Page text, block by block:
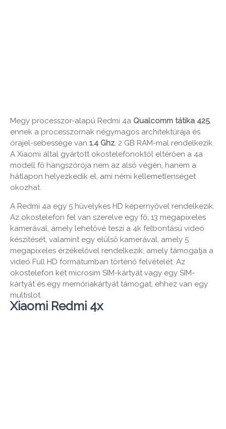
Megy processzor-alapú Redmi 4a Qualcomm tátika 425,
ennek a processzornak négymagos architektúrája és
órajel-sebessége van 1.4 Ghz , 2 GB RAM-mal rendelkezik.
A Xiaomi által gyártott okostelefonoktól eltérően a 4a
modell fő hangszórója nem az alsó végén, hanem a
hátlapon helyezkedik el, ami némi kellemetlenséget
okozhat.
A Redmi 4a egy 5 hüvelykes HD képernyővel rendelkezik.
Az okostelefon fel van szerelve egy fő, 13 megapixeles
kamerával, amely lehetővé teszi a 4k felbontású videó
készítését, valamint egy elülső kamerával, amely 5
megapixeles érzékelővel rendelkezik, amely támogatja a
videó Full HD formátumban történő felvételét. Az
okostelefon két microsim SIM-kártyát vagy egy SIM-
kártyát és egy memóriakártyát támogat, ehhez van egy
multislot.
Xiaomi Redmi 4x